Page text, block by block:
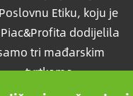
Etiku, koju je
dodijelila
tri mađarskim
tvrtkama.